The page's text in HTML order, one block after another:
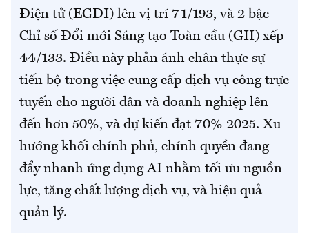
Điện tử (EGDI) lên vị trí 71/193, và 2 bậc
Chỉ số Đổi mới Sáng tạo Toàn cầu (GII) xếp
44/133. Điều này phản ánh chân thực sự
tiến bộ trong việc cung cấp dịch vụ công trực
tuyến cho người dân và doanh nghiệp lên
đến hơn 50%, và dự kiến đạt 70% 2025. Xu
hướng khối chính phủ, chính quyền đang
đẩy nhanh ứng dụng AI nhằm tối ưu nguồn
lực, tăng chất lượng dịch vụ, và hiệu quả
quản lý.